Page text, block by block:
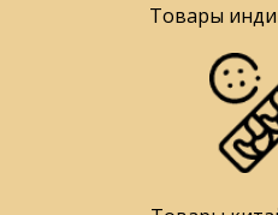
Товары